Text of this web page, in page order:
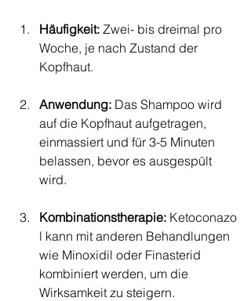
Häufigkeit: Zwei- bis dreimal pro
Woche, je nach Zustand der
Kopfhaut.
Anwendung: Das Shampoo wird
auf die Kopfhaut aufgetragen,
einmassiert und für 3-5 Minuten
belassen, bevor es ausgespült
wird.
Kombinationstherapie: Ketoconazo
l kann mit anderen Behandlungen
wie Minoxidil oder Finasterid
kombiniert werden, um die
Wirksamkeit zu steigern.